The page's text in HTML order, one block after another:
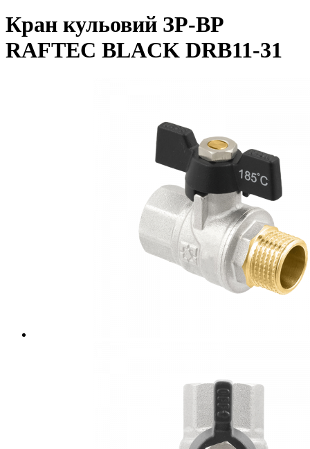
Кран кульовий ЗР-ВР
RAFTEC BLACK DRB11-31